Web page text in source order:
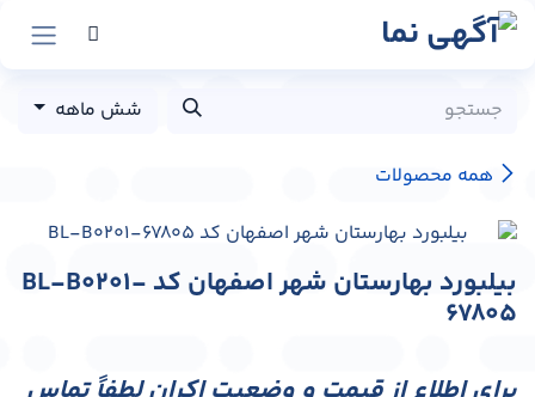
پرش به محتوا
همه محصولات
شش ماهه
بیلبورد بهارستان شهر اصفهان کد BL-B0201-
67805